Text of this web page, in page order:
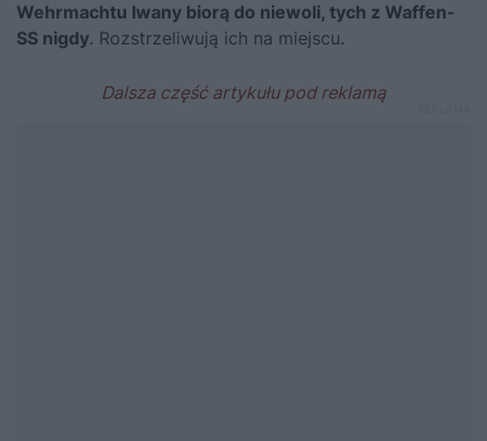
Wehrmachtu Iwany biorą do niewoli, tych z Waffen-
SS nigdy. Rozstrzeliwują ich na miejscu.